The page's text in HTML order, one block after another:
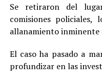
Se retiraron del
comisiones
allanamiento
El caso ha pasado a
profundizar en las